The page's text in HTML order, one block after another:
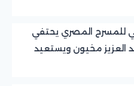
للمسرح المصري يحتفي
العزيز مخيون ويستعيد